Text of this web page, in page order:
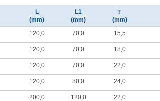
L
(mm)
L1
(mm)
r
(mm)
120,0 70,0 15,5
120,0 70,0 18,0
120,0 70,0 22,0
120,0 80,0 24,0
200,0 120,0 22,0